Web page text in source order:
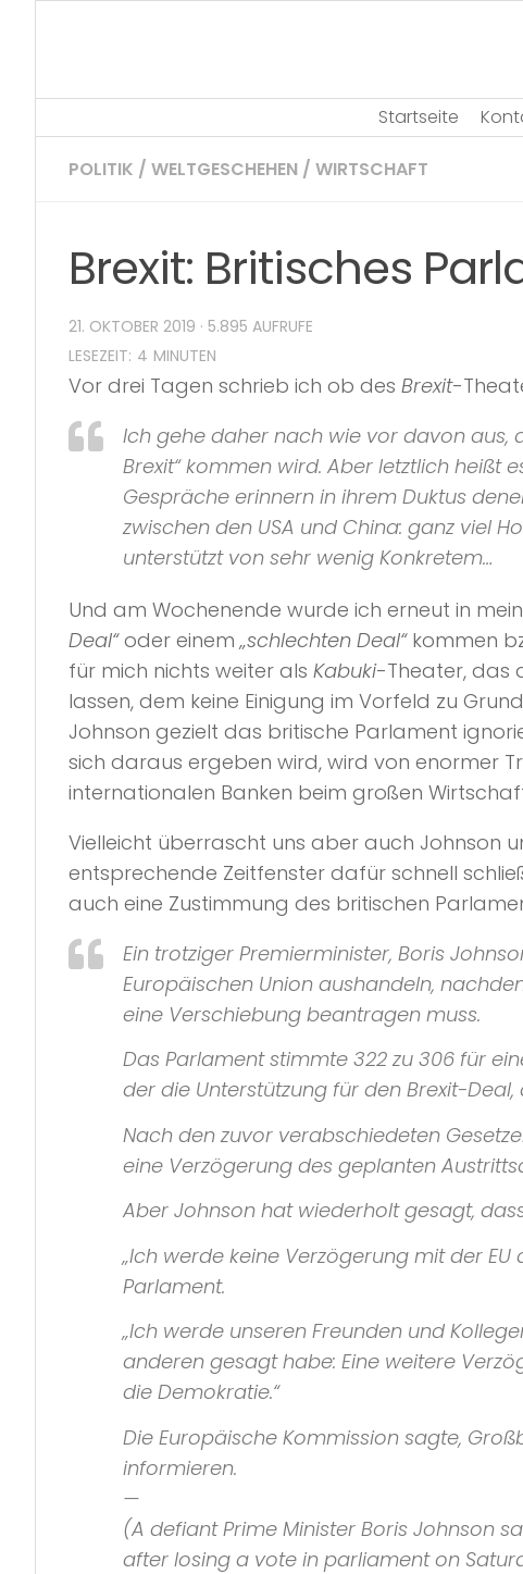
Startseite
POLITIK / WELTGESCHEHEN / WIRTSCHAFT
Brexit: Britisches
21. OKTOBER 2019 · 5.895 AUFRUFE
Vor drei Tagen schrieb ich ob des Brexit-
Ich gehe daher nach wie vor davon aus,
Brexit“kommen wird. Aber letztlich heißt
Gespräche erinnern in ihrem Duktus
zwischen den USA und China: ganz viel
unterstützt von sehr wenig Konkretem…
Und am Wochenende wurde ich erneut in
Deal“oder einem„schlechten Deal“kommen
für mich nichts weiter als Kabuki-Theater, das
lassen, dem keine Einigung im Vorfeld zu
Johnson gezielt das britische Parlament
sich daraus ergeben wird, wird von enormer
internationalen Banken beim großen
Vielleicht überrascht uns aber auch Johnson
entsprechende Zeitfenster dafür schnell
auch eine Zustimmung des britischen
Ein trotziger Premierminister, Boris
Europäischen Union aushandeln,
eine Verschiebung beantragen muss.
Das Parlament stimmte 322 zu 306 für
der die Unterstützung für den Brexit-Deal,
Nach den zuvor verabschiedeten
eine Verzögerung des geplanten
Aber Johnson hat wiederholt gesagt,
„Ich werde keine Verzögerung mit der
Parlament.
„Ich werde unseren Freunden und
anderen gesagt habe: Eine weitere
die Demokratie.“
Die Europäische Kommission sagte,
informieren.
—
(A defiant Prime Minister Boris Johnson
after losing a vote in parliament on